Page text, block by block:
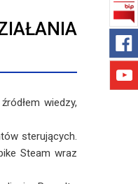
wiedzy,
sterujących.
Steam wraz